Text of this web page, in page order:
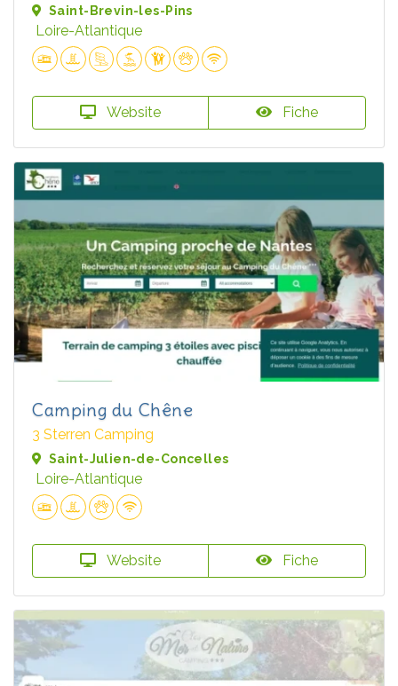
Saint-Brevin-les-Pins
Loire-Atlantique
Website Fiche
Camping du Chêne
3 Sterren Camping
Saint-Julien-de-Concelles
Loire-Atlantique
Website Fiche